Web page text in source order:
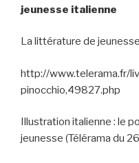
jeunesse italienne
La littérature de
http://www.telerama.fr/
pinocchio,49827.php
Illustration italienne : le
jeunesse (Télérama du